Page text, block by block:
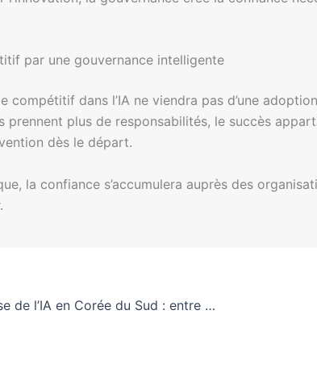
par une gouvernance intelligente
compétitif dans l’IA ne viendra pas d’une
prennent plus de responsabilités, le succès
dès le départ.
la confiance s’accumulera auprès des
Réglementation ambitieuse de l’IA en Corée du Sud : entre innovation et contraintes